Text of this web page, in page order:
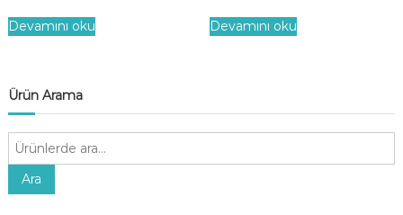
Devamını oku Devamını oku
Ürün Arama
:
Ara